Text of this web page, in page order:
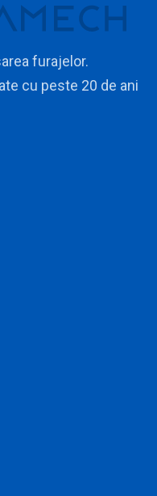
furajelor.
cu peste 20 de ani